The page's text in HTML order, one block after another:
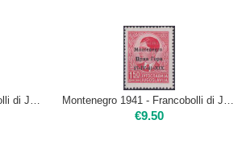
Montenegro 1941 - Francobolli di Jugoslavia sopra stampati 6 d. | Nuovo** Montenegro 1941 - Francobolli di Jugoslavia sopra stampati 1,50 d. | Nuovo**
€9.50